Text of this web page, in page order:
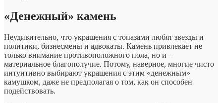
«Денежный» камень
Неудивительно, что украшения с топазами любят звезды и
политики, бизнесмены и адвокаты. Камень привлекает не
только внимание противоположного пола, но и –
материальное благополучие. Потому, наверное, многие чисто
интуитивно выбирают украшения с этим «денежным»
камушком, даже не предполагая о том, как он способен
подействовать.